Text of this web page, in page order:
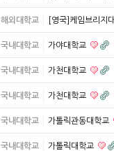
해외대학교 [영국]케임브리지
국내대학교 가야대학교
국내대학교 가천대학교
국내대학교 가천대학교
국내대학교 가톨릭관동대학교
국내대학교 가톨릭대학교